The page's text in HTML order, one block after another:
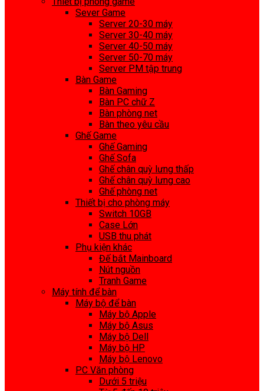
Sever Game
Server 20-30 máy
Server 30-40 máy
Server 40-50 máy
Server 50-70 máy
Server PM tập trung
Bàn Game
Bàn Gaming
Bàn PC chữ Z
Bàn phòng net
Bàn theo yêu cầu
Ghế Game
Ghế Gaming
Ghế Sofa
Ghế chân quỳ lưng thấp
Ghế chân quỳ lưng cao
Ghế phòng net
Thiết bị cho phòng máy
Switch 10GB
Case Lớn
USB thu phát
Phụ kiện khác
Đế bắt Mainboard
Nút nguồn
Tranh Game
Máy tính để bàn
Máy bộ để bàn
Máy bộ Apple
Máy bộ Asus
Máy bộ Dell
Máy bộ HP
Máy bộ Lenovo
PC Văn phòng
Dưới 5 triệu